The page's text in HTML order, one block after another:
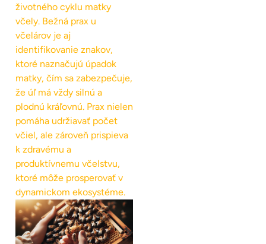
životného cyklu matky
včely. Bežná prax u
včelárov je aj
identifikovanie znakov,
ktoré naznačujú úpadok
matky, čím sa zabezpečuje,
že úľ má vždy silnú a
plodnú kráľovnú. Prax nielen
pomáha udržiavať počet
včiel, ale zároveň prispieva
k zdravému a
produktívnemu včelstvu,
ktoré môže prosperovať v
dynamickom ekosystéme.